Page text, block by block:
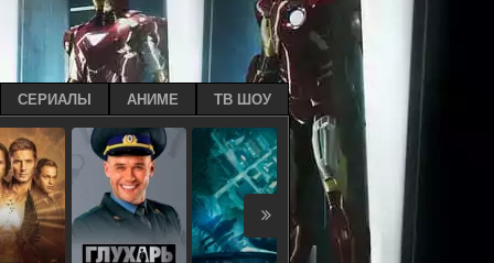
СЕРИАЛЫ АНИМЕ ТВ ШОУ